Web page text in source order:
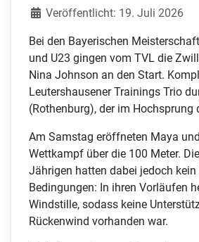
Veröffentlicht: 19. Juli 2026
Bei den Bayerischen
und U23 gingen vom TVL die
Nina Johnson an den Start.
Leutershausener Trainings Trio
(Rothenburg), der im Hochsprung
Am Samstag eröffneten Maya
Wettkampf über die 100 Meter.
Jährigen hatten dabei jedoch
Bedingungen: In ihren Vorläufen
Windstille, sodass keine
Rückenwind vorhanden war.